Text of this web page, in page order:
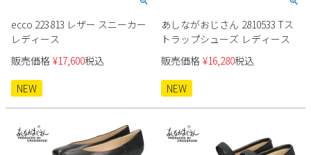
ecco 223813 レザー スニーカー
レディース
販売価格 ¥17,600税込
NEW
あしながおじさん 2810533 Tス
トラップシューズ レディース
販売価格 ¥16,280税込
NEW